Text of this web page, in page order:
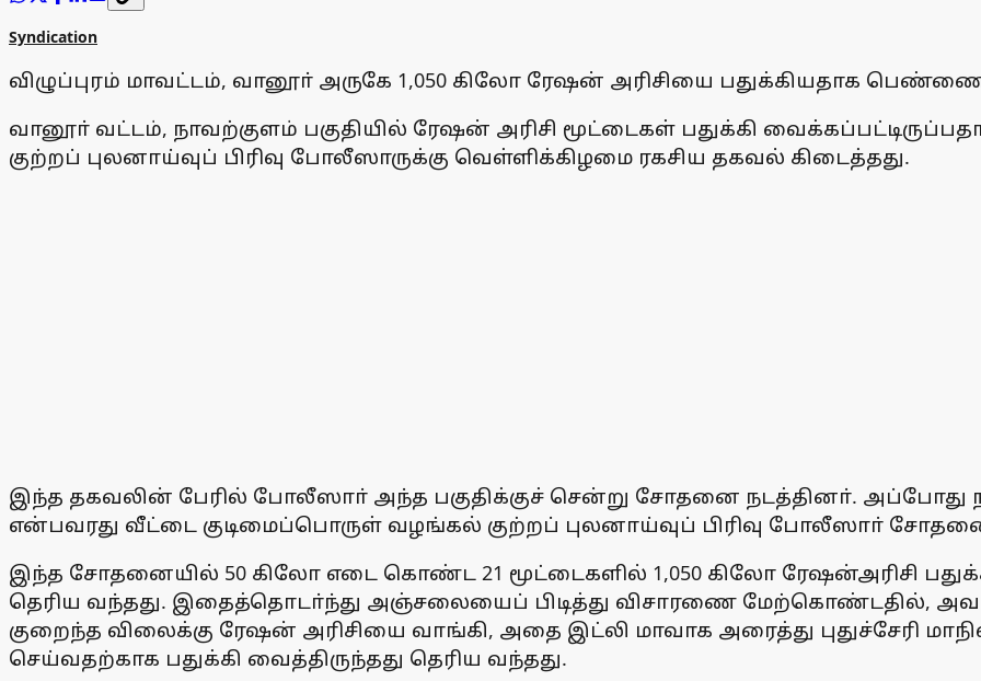
Syndication
விழுப்புரம் மாவட்டம், வானூா் அருகே 1,050 கிலோ ரேஷன் அரிசியை பதுக்கியதாக
வானூா் வட்டம், நாவற்குளம் பகுதியில் ரேஷன் அரிசி மூட்டைகள் பதுக்கி
குற்றப் புலனாய்வுப் பிரிவு போலீஸாருக்கு வெள்ளிக்கிழமை ரகசிய தகவல் கிடைத்தது.
இந்த தகவலின் பேரில் போலீஸாா் அந்த பகுதிக்குச் சென்று சோதனை நடத்தினா். அப்போது
என்பவரது வீட்டை குடிமைப்பொருள் வழங்கல் குற்றப் புலனாய்வுப் பிரிவு போலீஸாா்
இந்த சோதனையில் 50 கிலோ எடை கொண்ட 21 மூட்டைகளில் 1,050 கிலோ ரேஷன்அரிசி
தெரிய வந்தது. இதைத்தொடா்ந்து அஞ்சலையைப் பிடித்து விசாரணை மேற்கொண்டதில், அவா்
குறைந்த விலைக்கு ரேஷன் அரிசியை வாங்கி, அதை இட்லி மாவாக அரைத்து புதுச்சேரி
செய்வதற்காக பதுக்கி வைத்திருந்தது தெரிய வந்தது.